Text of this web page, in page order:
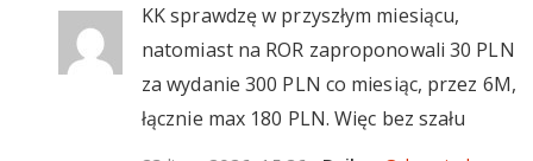
KK sprawdzę w przyszłym miesiącu,
natomiast na ROR zaproponowali 30 PLN
za wydanie 300 PLN co miesiąc, przez 6M,
łącznie max 180 PLN. Więc bez szału